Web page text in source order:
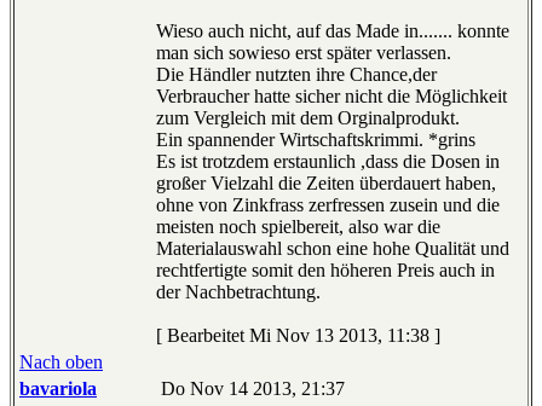
Wieso auch nicht, auf das Made in....... konnte
man sich sowieso erst später verlassen.
Die Händler nutzten ihre Chance,der
Verbraucher hatte sicher nicht die Möglichkeit
zum Vergleich mit dem Orginalprodukt.
Ein spannender Wirtschaftskrimmi. *grins
Es ist trotzdem erstaunlich ,dass die Dosen in
großer Vielzahl die Zeiten überdauert haben,
ohne von Zinkfrass zerfressen zusein und die
meisten noch spielbereit, also war die
Materialauswahl schon eine hohe Qualität und
rechtfertigte somit den höheren Preis auch in
der Nachbetrachtung.
[ Bearbeitet Mi Nov 13 2013, 11:38 ]
Nach oben
bavariola
Do Nov 14 2013, 21:37